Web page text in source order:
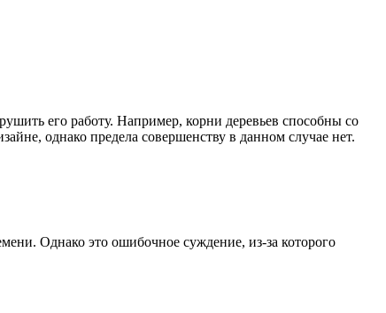
его работу. Например, корни деревьев способны со
однако предела совершенству в данном случае нет.
Однако это ошибочное суждение, из-за которого